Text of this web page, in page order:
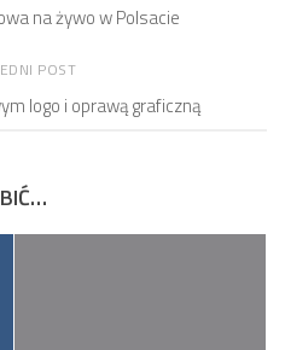
na żywo w Polsacie
POST
logo i oprawą graficzną